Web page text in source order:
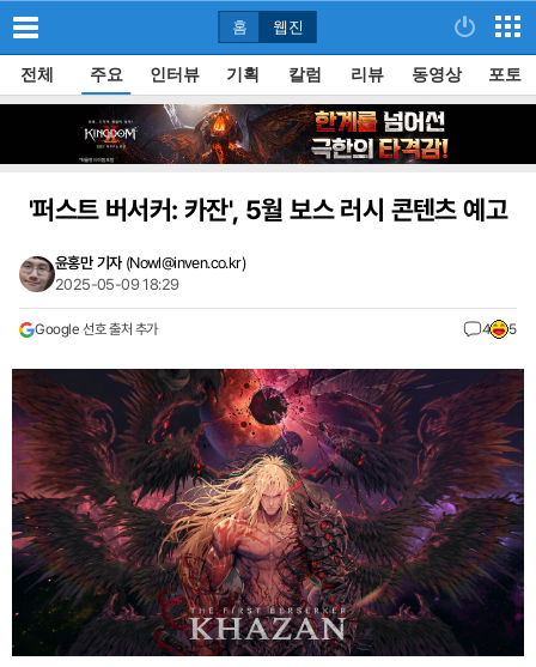
홈 웹진
전체 주요 인터뷰 기획 칼럼 리뷰 동영상 포토
'퍼스트 버서커: 카잔', 5월 보스 러시 콘텐츠 예고
윤홍만 기자 (Nowl@inven.co.kr)
2025-05-09 18:29
Google 선호 출처 추가 4 5